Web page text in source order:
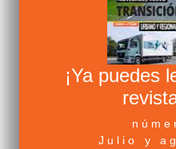
ESCRITO POR
FABRICANTES VISTO 700
Volvo FH Aero: la
distancia | Volvo Trucks
ESCRITO POR
FABRICANTES VISTO 647
¡Ya puedes
Julio y